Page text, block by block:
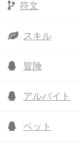
符文
スキル
冒険
アルバイト
ペット